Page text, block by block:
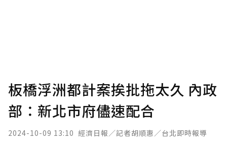
板橋浮洲都計案挨批拖太久 內政
部：新北市府儘速配合
2024-10-09 13:10 經濟日報／記者胡順惠／台北即時報導